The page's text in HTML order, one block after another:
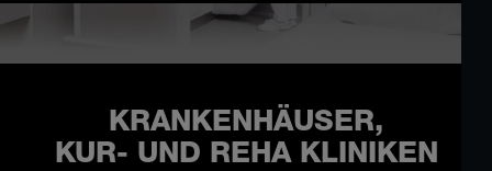
KRANKENHÄUSER,
KUR- UND REHA KLINIKEN